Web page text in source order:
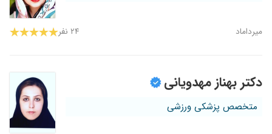
میرداماد ۲۴ نفر
دکتر بهناز مهدویانی
متخصص پزشکی ورزشی